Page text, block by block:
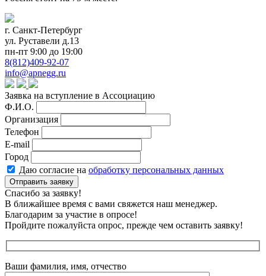
г. Санкт-Петербург
ул. Руставели д.13
пн-пт 9:00 до 19:00
8(812)409-92-07
info@apnegg.ru
Заявка на вступление в Ассоциацию
Ф.И.О.
Организация
Телефон
E-mail
Город
Даю согласие на обработку персональных данных
Отправить заявку
Спасибо за заявку!
В ближайшее время с вами свяжется наш менеджер.
Благодарим за участие в опросе!
Пройдите пожалуйста опрос, прежде чем оставить заявку!
Ваши фамилия, имя, отчество